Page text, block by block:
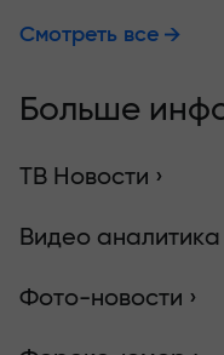
Смотреть все
Больше
ТВ Новости ›
Видео аналитика
Фото-новости ›